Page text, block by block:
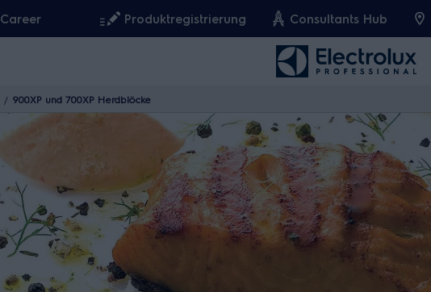
Career Produktregistrierung Consultants Hub
900XP und 700XP Herdblöcke